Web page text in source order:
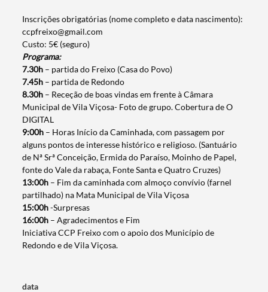
Termo de Pesquisa
Inscrições obrigatórias (nome completo e data nascimento):
ccpfreixo@gmail.com
Custo: 5€ (seguro)
Programa:
7.30h – partida do Freixo (Casa do Povo)
7.45h – partida de Redondo
8.30h – Receção de boas vindas em frente à Câmara
Municipal de Vila Viçosa- Foto de grupo. Cobertura de O
DIGITAL
9:00h – Horas Início da Caminhada, com passagem por
alguns pontos de interesse histórico e religioso. (Santuário
de Nª Srª Conceição, Ermida do Paraíso, Moinho de Papel,
fonte do Vale da rabaça, Fonte Santa e Quatro Cruzes)
13:00h – Fim da caminhada com almoço convívio (farnel
partilhado) na Mata Municipal de Vila Viçosa
15:00h-Surpresas
16:00h – Agradecimentos e Fim
Iniciativa CCP Freixo com o apoio dos Município de
Redondo ede Vila Viçosa.
data